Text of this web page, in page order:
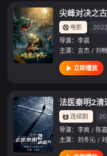
尖峰对决之
电影 2022
导演： 李晨
主演： 言杰 / 刘畅
立即播放
法医秦明2清
连续剧
导演： 李爽 / 陈
主演： 刘冬沁 /